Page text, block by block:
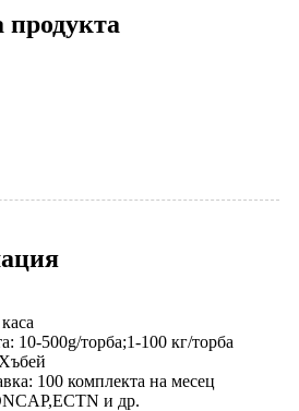
продукта
10-500g/торба;1-100 кг/торба
100 комплекта на месец
и др.